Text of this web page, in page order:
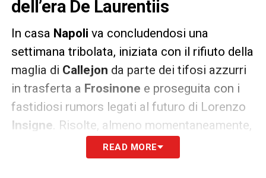
dell’era De Laurentiis
In casa Napoli va concludendosi una
settimana tribolata, iniziata con il rifiuto della
maglia di Callejon da parte dei tifosi azzurri
in trasferta a Frosinone e proseguita con i
fastidiosi rumors legati al futuro di Lorenzo
Insigne . Risolte, almeno momentaneamente,
ilNapolisi appresta ad
Cagliariin un San Paolo che sarà
READ MORE